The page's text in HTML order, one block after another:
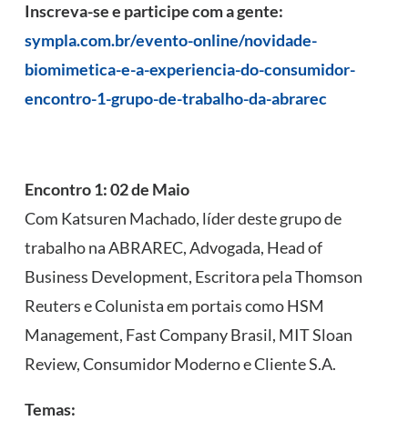
Inscreva-se e participe com a gente:
sympla.com.br/evento-online/novidade-
biomimetica-e-a-experiencia-do-consumidor-
encontro-1-grupo-de-trabalho-da-abrarec
Encontro 1: 02 de Maio
Com Katsuren Machado, líder deste grupo de
trabalho na ABRAREC, Advogada, Head of
Business Development, Escritora pela Thomson
Reuters e Colunista em portais como HSM
Management, Fast Company Brasil, MIT Sloan
Review, Consumidor Moderno e Cliente S.A.
Temas: